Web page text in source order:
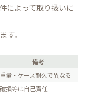
によって取り扱いに
す。
備考
重量・ケース耐久で異なる
破損等は自己責任